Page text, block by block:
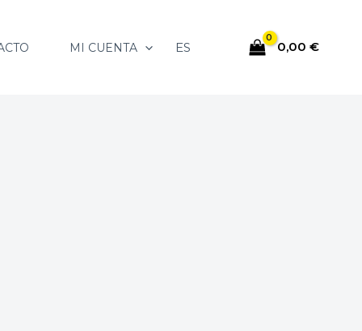
MI CUENTA ES 0,00€